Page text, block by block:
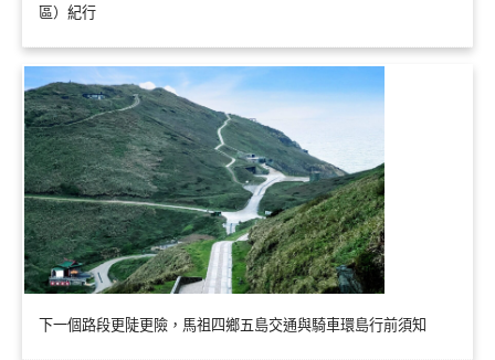
區）紀行
下一個路段更陡更險，馬祖四鄉五島交通與騎車環島行前須知